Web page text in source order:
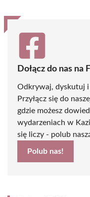
Dołącz do nas na
Odkrywaj, dyskutuj i
Przyłącz się do
gdzie możesz
wydarzeniach w
się liczy - polub
Polub nas!